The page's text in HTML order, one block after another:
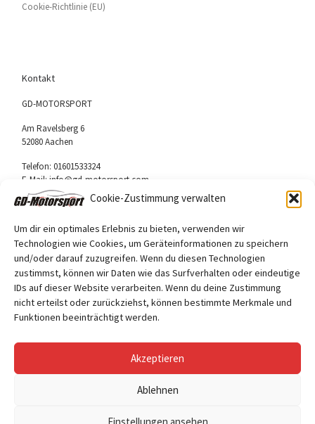
Cookie-Zustimmung verwalten
Um dir ein optimales Erlebnis zu bieten, verwenden wir
Technologien wie Cookies, um Geräteinformationen zu speichern
und/oder darauf zuzugreifen. Wenn du diesen Technologien
zustimmst, können wir Daten wie das Surfverhalten oder eindeutige
IDs auf dieser Website verarbeiten. Wenn du deine Zustimmung
nicht erteilst oder zurückziehst, können bestimmte Merkmale und
Funktionen beeinträchtigt werden.
Akzeptieren
Ablehnen
Einstellungen ansehen
Cookie-Richtlinie (EU)
Kontakt
GD-MOTORSPORT
Am Ravelsberg 6
52080 Aachen
Telefon: 01601533324
E-Mail: info@gd-motorsport.com
Folge uns
Facebook